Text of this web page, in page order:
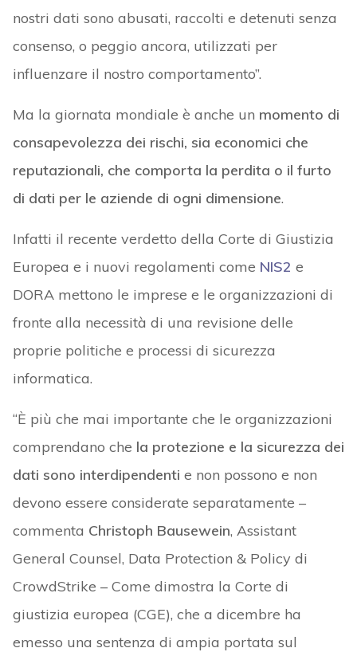
nostri dati sono abusati, raccolti e detenuti senza
consenso, o peggio ancora, utilizzati per
influenzare il nostro comportamento”.
Ma la giornata mondiale è anche un momento di
consapevolezza dei rischi, sia economici che
reputazionali, che comporta la perdita o il furto
di dati per le aziende di ogni dimensione.
Infatti il recente verdetto della Corte di Giustizia
Europea e i nuovi regolamenti come NIS2 e
DORA mettono le imprese e le organizzazioni di
fronte alla necessità di una revisione delle
proprie politiche e processi di sicurezza
informatica.
“È più che mai importante che le organizzazioni
comprendano che la protezione e la sicurezza dei
dati sono interdipendenti e non possono e non
devono essere considerate separatamente –
commenta Christoph Bausewein, Assistant
General Counsel, Data Protection & Policy di
CrowdStrike – Come dimostra la Corte di
giustizia europea (CGE), che a dicembre ha
emesso una sentenza di ampia portata sul